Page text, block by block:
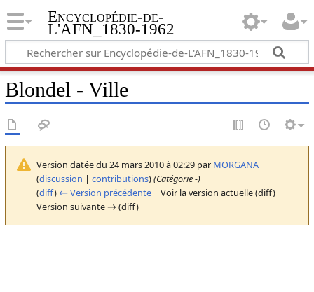
Encyclopédie-de-
L'AFN_1830-1962
Blondel - Ville
Version datée du 24 mars 2010 à 02:29 par MORGANA
(discussion | contributions)(Catégorie -)
(diff) ← Version précédente| Voir la version actuelle (diff) |
Version suivante → (diff)